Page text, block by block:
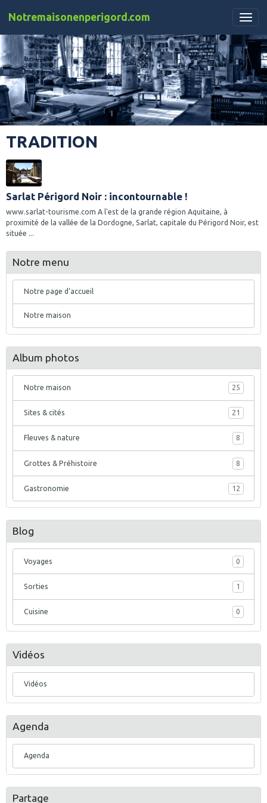
Notremaisonenperigord.com
TRADITION
Sarlat Périgord Noir : incontournable !
www.sarlat-tourisme.com A l'est de la grande région Aquitaine, à
proximité de la vallée de la Dordogne, Sarlat, capitale du Périgord Noir, est
située ...
Notre menu
Notre page d'accueil
Notre maison
Album photos
Notre maison 25
Sites & cités 21
Fleuves & nature 8
Grottes & Préhistoire 8
Gastronomie 12
Blog
Voyages 0
Sorties 1
Cuisine 0
Vidéos
Vidéos
Agenda
Agenda
Partage